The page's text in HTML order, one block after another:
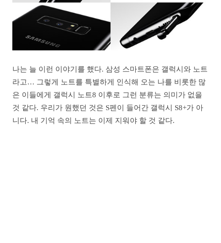
나는 늘 이런 이야기를 했다. 삼성 스마트폰은 갤럭시와 노트
라고… 그렇게 노트를 특별하게 인식해 오는 나를 비롯한 많
은 이들에게 갤럭시 노트8 이후로 그런 분류는 의미가 없을
것 같다. 우리가 원했던 것은 S펜이 들어간 갤럭시 S8+가 아
니다. 내 기억 속의 노트는 이제 지워야 할 것 같다.